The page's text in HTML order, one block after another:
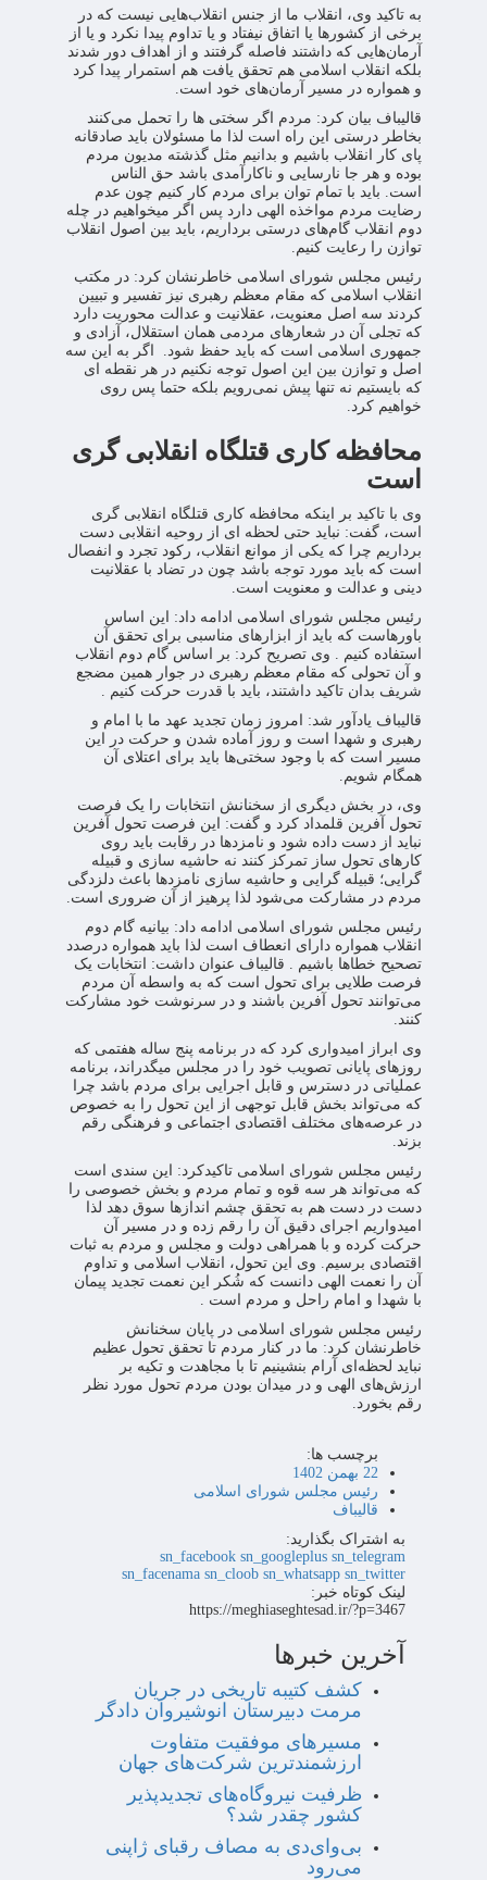
به تاکید وی، انقلاب ما از جنس انقلاب‌هایی نیست که در
برخی از کشورها یا اتفاق نیفتاد و یا تداوم پیدا نکرد و یا از
آرمان‌هایی که داشتند فاصله گرفتند و از اهداف دور شدند
بلکه انقلاب اسلامی هم تحقق یافت هم استمرار پیدا کرد
و همواره در مسیر آرمان‌های خود است.
قالیباف بیان کرد: مردم اگر سختی ها را تحمل می‌کنند
بخاطر درستی این راه است لذا ما مسئولان باید صادقانه
پای کار انقلاب باشیم و بدانیم مثل گذشته مدیون مردم
بوده و هر جا نارسایی و ناکارآمدی باشد حق الناس
است. باید با تمام توان برای مردم کار کنیم چون عدم
رضایت مردم مواخذه الهی دارد پس اگر میخواهیم در چله
دوم انقلاب گام‌های درستی برداریم، باید بین اصول انقلاب
توازن را رعایت کنیم.
رئیس مجلس شورای اسلامی خاطرنشان کرد: در مکتب
انقلاب اسلامی که مقام معظم رهبری نیز تفسیر و تبیین
کردند سه اصل معنویت، عقلانیت و عدالت محوریت دارد
که تجلی آن در شعارهای مردمی همان استقلال، آزادی و
جمهوری اسلامی است که باید حفظ شود. اگر به این سه
اصل و توازن بین این اصول توجه نکنیم در هر نقطه ای
که بایستیم نه تنها پیش نمی‌رویم بلکه حتما پس روی
خواهیم کرد.
محافظه کاری قتلگاه انقلابی گری
است
وی با تاکید بر اینکه محافظه کاری قتلگاه انقلابی گری
است، گفت: نباید حتی لحظه ای از روحیه انقلابی دست
برداریم چرا که یکی از موانع انقلاب، رکود تجرد و انفصال
است که باید مورد توجه باشد چون در تضاد با عقلانیت
دینی و عدالت و معنویت است.
رئیس مجلس شورای اسلامی ادامه داد: این اساس
باورهاست که باید از ابزارهای مناسبی برای تحقق آن
استفاده کنیم . وی تصریح کرد: بر اساس گام دوم انقلاب
و آن تحولی که مقام معظم رهبری در جوار همین مضجع
شریف بدان تاکید داشتند، باید با قدرت حرکت کنیم .
قالیباف یادآور شد: امروز زمان تجدید عهد ما با امام و
رهبری و شهدا است و روز آماده شدن و حرکت در این
مسیر است که با وجود سختی‌ها باید برای اعتلای آن
همگام شویم.
وی، در بخش دیگری از سخنانش انتخابات را یک فرصت
تحول آفرین قلمداد کرد و گفت: این فرصت تحول آفرین
نباید از دست داده شود و نامزدها در رقابت باید روی
کارهای تحول ساز تمرکز کنند نه حاشیه سازی و قبیله
گرایی؛ قبیله گرایی و حاشیه سازی نامزدها باعث دلزدگی
مردم در مشارکت می‌شود لذا پرهیز از آن ضروری است.
رئیس مجلس شورای اسلامی ادامه داد: بیانیه گام دوم
انقلاب همواره دارای انعطاف است لذا باید همواره درصدد
تصحیح خطاها باشیم . قالیباف عنوان داشت: انتخابات یک
فرصت طلایی برای تحول است که به واسطه آن مردم
می‌توانند تحول آفرین باشند و در سرنوشت خود مشارکت
کنند.
وی ابراز امیدواری کرد که در برنامه پنج ساله هفتمی که
روزهای پایانی تصویب خود را در مجلس میگدراند، برنامه
عملیاتی در دسترس و قابل اجرایی برای مردم باشد چرا
که می‌تواند بخش قابل توجهی از این تحول را به خصوص
در عرصه‌های مختلف اقتصادی اجتماعی و فرهنگی رقم
بزند.
رئیس مجلس شورای اسلامی تاکیدکرد: این سندی است
که می‌تواند هر سه قوه و تمام مردم و بخش خصوصی را
دست در دست هم به تحقق چشم اندازها سوق دهد لذا
امیدواریم اجرای دقیق آن را رقم زده و در مسیر آن
حرکت کرده و با همراهی دولت و مجلس و مردم به ثبات
اقتصادی برسیم. وی این تحول، انقلاب اسلامی و تداوم
آن را نعمت الهی دانست که شُکر این نعمت تجدید پیمان
با شهدا و امام راحل و مردم است .
رئیس مجلس شورای اسلامی در پایان سخنانش
خاطرنشان کرد: ما در کنار مردم تا تحقق تحول عظیم
نباید لحظه‌ای آرام بنشینیم تا با مجاهدت و تکیه بر
ارزش‌های الهی و در میدان بودن مردم تحول مورد نظر
رقم بخورد.
برچسب ها:
22 بهمن 1402
رئیس مجلس شورای اسلامی
قالیباف
به اشتراک بگذارید:
sn_facebook sn_googleplus sn_telegram
sn_facenama sn_cloob sn_whatsapp sn_twitter
لینک کوتاه خبر:
https://meghiaseghtesad.ir/?p=3467
آخرین خبرها
کشف کتیبه تاریخی در جریان
مرمت دبیرستان انوشیروان دادگر
مسیرهای موفقیت متفاوت
ارزشمندترین شرکت‌های جهان
ظرفیت نیروگاه‌های تجدیدپذیر
کشور چقدر شد؟
بی‌وای‌دی به مصاف رقبای ژاپنی
می‌رود